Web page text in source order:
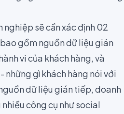
nghiệp sẽ cần xác định 02
gồm nguồn dữ liệu gián
vi của khách hàng, và
những gì khách hàng nói với
dữ liệu gián tiếp, doanh
công cụ nhưsocial